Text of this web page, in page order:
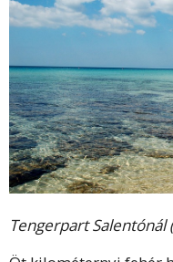
Tengerpart Salentónál